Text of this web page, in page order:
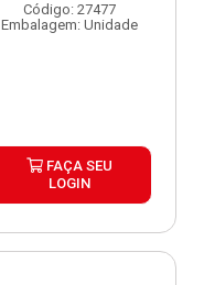
Código: 27477
Embalagem: Unidade
FAÇA SEU
LOGIN